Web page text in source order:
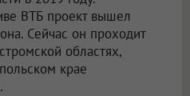
ВТБ проект вышел
Сейчас он проходит
областях,
крае